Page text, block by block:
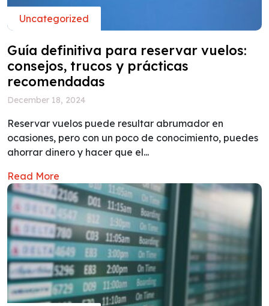
Uncategorized
Guía definitiva para reservar vuelos:
consejos, trucos y prácticas
recomendadas
December 18, 2024
Reservar vuelos puede resultar abrumador en
ocasiones, pero con un poco de conocimiento, puedes
ahorrar dinero y hacer que el...
Read More